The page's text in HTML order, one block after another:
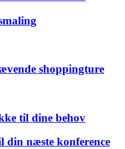
shoppingture
til dine behov
din næste konference